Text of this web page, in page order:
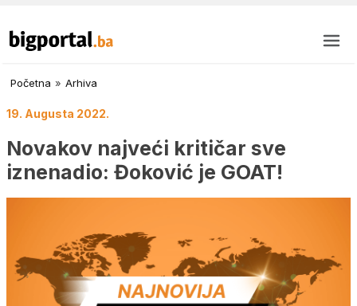
Početna » Arhiva
19. Augusta 2022.
Novakov najveći kritičar sve
iznenadio: Đoković je GOAT!